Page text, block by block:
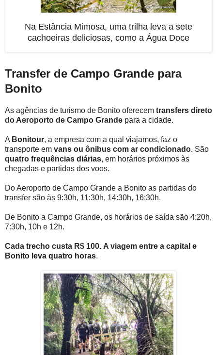
Na Estância Mimosa, uma trilha leva a sete
cachoeiras deliciosas, como a Água Doce
Transfer de Campo Grande para
Bonito
As agências de turismo de Bonito oferecem transfers direto
do Aeroporto de Campo Grande para a cidade.
A Bonitour, a empresa com a qual viajamos, faz o
transporte em vans ou ônibus com ar condicionado. São
quatro frequências diárias, em horários próximos às
chegadas e partidas dos voos.
Do Aeroporto de Campo Grande a Bonito as partidas do
transfer são às 9:30h, 11:30h, 14:30h, 16:30h.
De Bonito a Campo Grande, os horários de saída são 4:20h,
7:30h, 10h e 12h.
Cada trecho custa R$ 100. A viagem entre a capital e
Bonito leva quatro horas.